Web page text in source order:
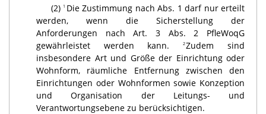
(2) 1 Die Zustimmung nach Abs. 1 darf nur erteilt
werden, wenn die Sicherstellung der
Anforderungen nach Art. 3 Abs. 2 PfleWoqG
gewährleistet werden kann.
2Zudem sind
insbesondere Art und Größe der Einrichtung oder
Wohnform, räumliche Entfernung zwischen den
Einrichtungen oder Wohnformen sowie Konzeption
und Organisation der Leitungs- und
Verantwortungsebene zu berücksichtigen.